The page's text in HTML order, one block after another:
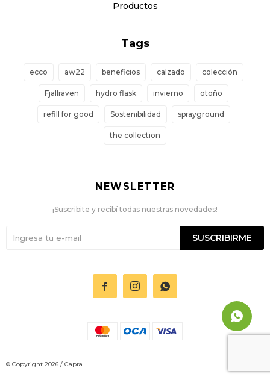
Productos
Tags
ecco aw22 beneficios calzado colección
Fjällräven hydro flask invierno otoño
refill for good Sostenibilidad sprayground
the collection
  
NEWSLETTER
¡Suscribite y recibí todas nuestras novedades!
SUSCRIBIRME
© Copyright 2026 / Capra